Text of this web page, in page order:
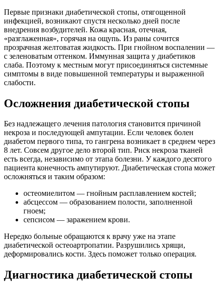
Первые признаки диабетической стопы, отягощенной
инфекцией, возникают спустя несколько дней после
внедрения возбудителей. Кожа красная, отечная,
«разглаженная», горячая на ощупь. Из раны сочится
прозрачная желтоватая жидкость. При гнойном воспалении —
с зеленоватым оттенком. Иммунная защита у диабетиков
слаба. Поэтому к местным могут присоединяться системные
симптомы в виде повышенной температуры и выраженной
слабости.
Осложнения диабетической стопы
Без надлежащего лечения патология становится причиной
некроза и последующей ампутации. Если человек болен
диабетом первого типа, то гангрена возникает в среднем через
8 лет. Совсем другое дело второй тип. Риск некроза тканей
есть всегда, независимо от этапа болезни. У каждого десятого
пациента конечность ампутируют. Диабетическая стопа может
осложняться и таким образом:
остеомиелитом — гнойным расплавлением костей;
абсцессом — образованием полости, заполненной
гноем;
сепсисом — заражением крови.
Нередко больные обращаются к врачу уже на этапе
диабетической остеоартропатии. Разрушились хрящи,
деформировались кости. Здесь поможет только операция.
Диагностика диабетической стопы